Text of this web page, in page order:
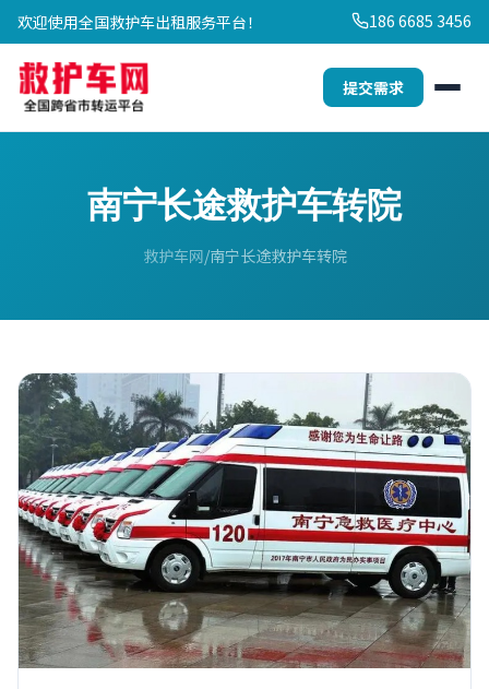
欢迎使用全国救护车出租服务平台！ 186 6685 3456
提交需求
南宁长途救护车转院
救护车网 南宁长途救护车转院